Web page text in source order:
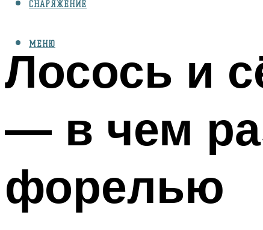
СНАРЯЖЕНИЕ
МЕНЮ
Лосось и
— в чем
форелью